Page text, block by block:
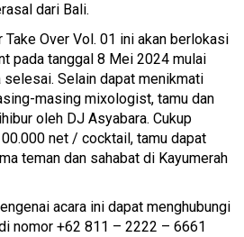
dari Bali.
Take Over Vol. 01 ini akan berlokasi
pada tanggal 8 Mei 2024 mulai
selesai. Selain dapat menikmati
masing mixologist, tamu dan
oleh DJ Asyabara. Cukup
net / cocktail, tamu dapat
teman dan sahabat di Kayumerah
acara ini dapat menghubungi
nomor +62 811 – 2222 – 6661